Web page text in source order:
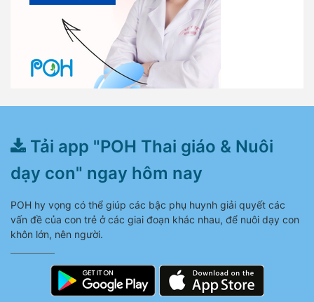
Tải app "POH Thai giáo & Nuôi
dạy con" ngay hôm nay
POH hy vọng có thể giúp các bậc phụ huynh giải quyết các
vấn đề của con trẻ ở các giai đoạn khác nhau, để nuôi dạy con
khôn lớn, nên người.